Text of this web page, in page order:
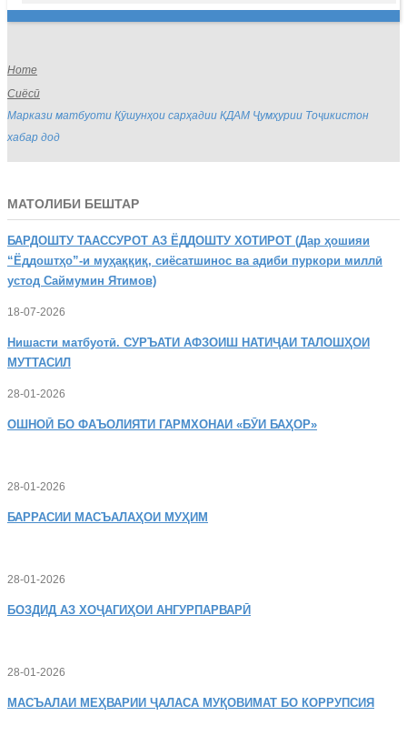
Home
Сиёсӣ
Маркази матбуоти Қӯшунҳои сарҳадии КДАМ Ҷумҳурии Тоҷикистон
хабар дод
МАТОЛИБИ БЕШТАР
БАРДОШТУ ТААССУРОТ АЗ ЁДДОШТУ ХОТИРОТ (Дар ҳошияи
“Ёддоштҳо”-и муҳаққиқ, сиёсатшинос ва адиби пуркори миллӣ
устод Саймумин Ятимов)
18-07-2026
Нишасти матбуотӣ. СУРЪАТИ АФЗОИШ НАТИҶАИ ТАЛОШҲОИ
МУТТАСИЛ
28-01-2026
ОШНОӢ БО ФАЪОЛИЯТИ ГАРМХОНАИ «БӮИ БАҲОР»
28-01-2026
БАРРАСИИ МАСЪАЛАҲОИ МУҲИМ
28-01-2026
БОЗДИД АЗ ХОҶАГИҲОИ АНГУРПАРВАРӢ
28-01-2026
МАСЪАЛАИ МЕҲВАРИИ ҶАЛАСА МУҚОВИМАТ БО КОРРУПСИЯ